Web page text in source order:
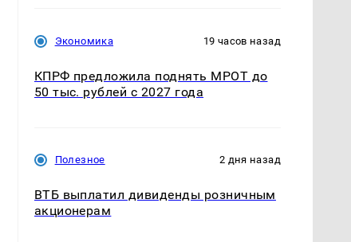
Экономика 19 часов назад
КПРФ предложила поднять МРОТ до
50 тыс. рублей с 2027 года
Полезное 2 дня назад
ВТБ выплатил дивиденды розничным
акционерам